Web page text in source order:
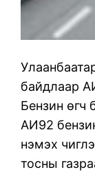
байдлаар
Бензин
АИ92
нэмэх
тосны